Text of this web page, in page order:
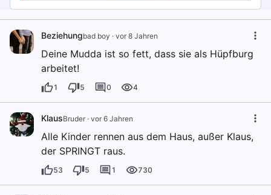
Beziehungbad boy · vor 8 Jahren
Deine Mudda ist so fett, dass sie als Hüpfburg
arbeitet!
1 5 0 4
KlausBruder · vor 6 Jahren
Alle Kinder rennen aus dem Haus, außer Klaus,
der SPRINGT raus.
53 5 1 730